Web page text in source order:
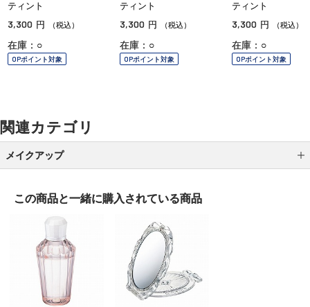
ティント
3,300 円 （税込）
在庫：○
OPポイント対象
ティント
3,300 円 （税込）
在庫：○
OPポイント対象
ティント
3,300 円 （税込）
在庫：○
OPポイント対象
関連カテゴリ
メイクアップ
アイブロウ
マスカラ
この商品と一緒に購入されている商品